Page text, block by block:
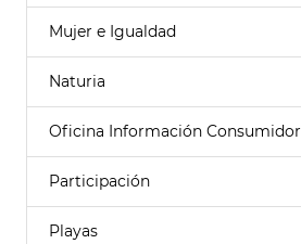
Mujer e Igualdad
Naturia
Oficina Información Consumidor
Participación
Playas